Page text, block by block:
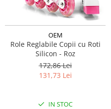
OEM
Role Reglabile Copii cu Roti
Silicon - Roz
172,86 Lei
131,73 Lei
IN STOC